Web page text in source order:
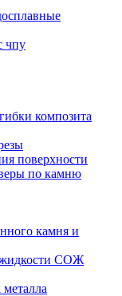
чпу
композита
поверхности
по камню
камня и
СОЖ